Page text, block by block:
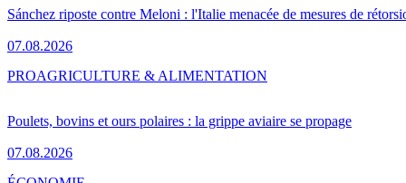
Sánchez riposte contre Meloni : l'Italie menacée de mesures de
07.08.2026
Poulets, bovins et ours polaires : la grippe aviaire se propage
07.08.2026
PROAGRICULTURE & ALIMENTATION